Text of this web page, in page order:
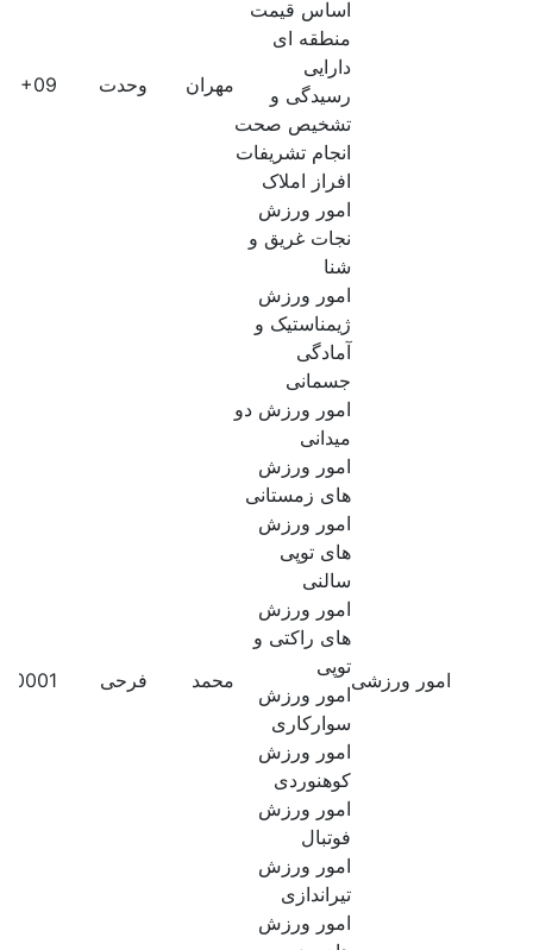
اساس قیمت
منطقه ای
دارایی
رسیدگی و
تشخیص صحت
انجام تشریفات
افراز املاک
مهران وحدت
امور ورزشی
امور ورزش
نجات غریق و
شنا
امور ورزش
ژیمناستیک و
آمادگی
جسمانی
امور ورزش دو
میدانی
امور ورزش
های زمستانی
امور ورزش
های توپی
سالنی
امور ورزش
های راکتی و
توپی
امور ورزش
سوارکاری
امور ورزش
کوهنوردی
امور ورزش
فوتبال
امور ورزش
تیراندازی
امور ورزش
محمد فرحی